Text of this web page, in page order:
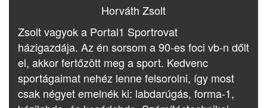
Horváth Zsolt
Zsolt vagyok a Portal1 Sportrovat
házigazdája. Az én sorsom a 90-es foci vb-n dőlt
el, akkor fertőzött meg a sport. Kedvenc
sportágaimat nehéz lenne felsorolni, így most
csak négyet emelnék ki: labdarúgás, forma-1,